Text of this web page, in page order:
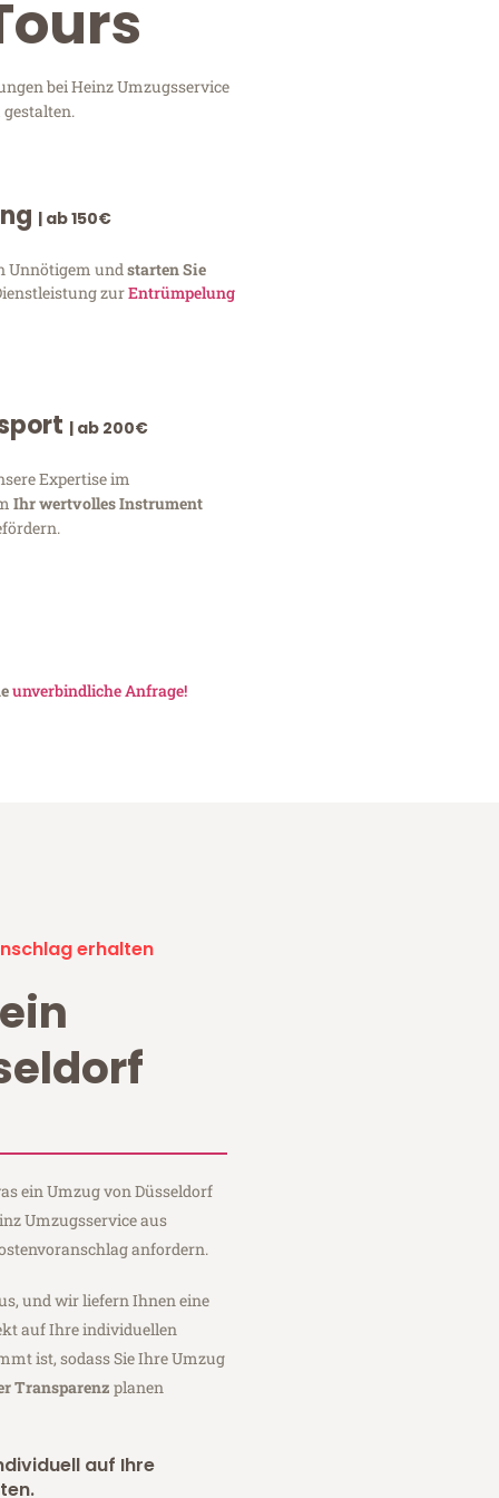
bei Heinz Umzugsservice
| ab 150€
Unnötigem undstarten Sie
zurEntrümpelung
| ab 200€
Expertise im
Ihr wertvolles Instrument
unverbindliche Anfrage!
erhalten
ein Umzug von Düsseldorf
Umzugsservice aus
anfordern.
und wir liefern Ihnen eine
auf Ihre individuellen
ist, sodass Sie Ihre Umzug
Transparenz planen
auf Ihre